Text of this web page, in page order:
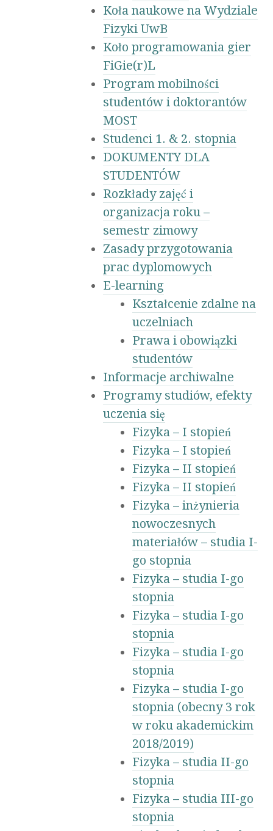
Koła naukowe na Wydziale
Fizyki UwB
Koło programowania gier
FiGie(r)L
Program mobilności
studentów i doktorantów
MOST
Studenci 1. & 2. stopnia
DOKUMENTY DLA
STUDENTÓW
Rozkłady zajęć i
organizacja roku –
semestr zimowy
Zasady przygotowania
prac dyplomowych
E-learning
Kształcenie zdalne na
uczelniach
Prawa i obowiązki
studentów
Informacje archiwalne
Programy studiów, efekty
uczenia się
Fizyka – I stopień
Fizyka – I stopień
Fizyka – II stopień
Fizyka – II stopień
Fizyka – inżynieria
nowoczesnych
materiałów – studia I-
go stopnia
Fizyka – studia I-go
stopnia
Fizyka – studia I-go
stopnia
Fizyka – studia I-go
stopnia
Fizyka – studia I-go
stopnia (obecny 3 rok
w roku akademickim
2018/2019)
Fizyka – studia II-go
stopnia
Fizyka – studia III-go
stopnia